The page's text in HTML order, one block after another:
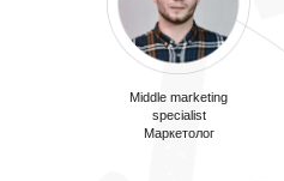
Middle marketing
specialist
Маркетолог